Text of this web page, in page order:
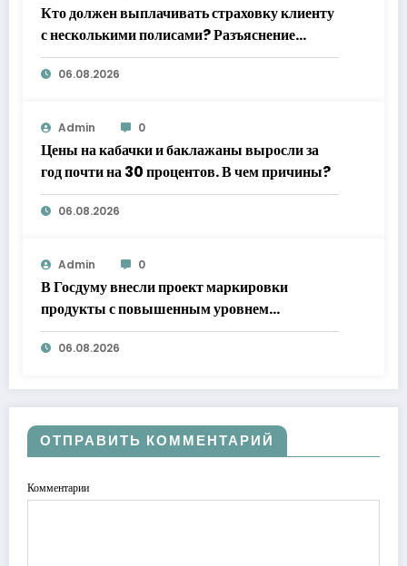
Кто должен выплачивать страховку клиенту
с несколькими полисами? Разъяснение
Верховного суда
06.08.2026
Admin 0
Цены на кабачки и баклажаны выросли за
год почти на 30 процентов. В чем причины?
06.08.2026
Admin 0
В Госдуму внесли проект маркировки
продукты с повышенным уровнем
добавленного сахара
06.08.2026
ОТПРАВИТЬ КОММЕНТАРИЙ
Комментарии